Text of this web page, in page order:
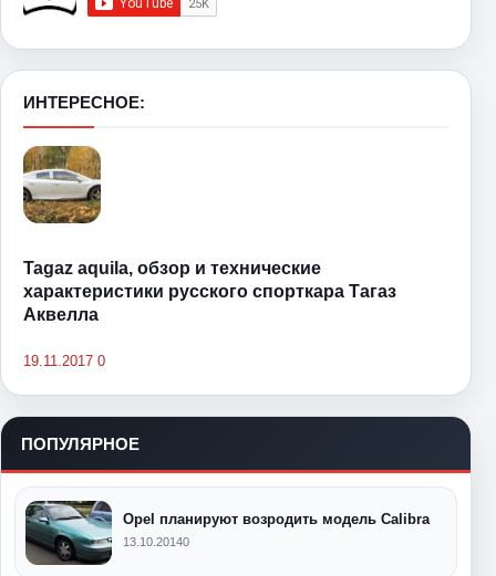
ИНТЕРЕСНОЕ:
Tagaz aquila, обзор и технические
характеристики русского спорткара Тагаз
Аквелла
19.11.2017 0
ПОПУЛЯРНОЕ
Opel планируют возродить модель Calibra
13.10.20140